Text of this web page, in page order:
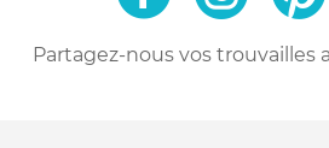
Partagez-nous vos trouvailles